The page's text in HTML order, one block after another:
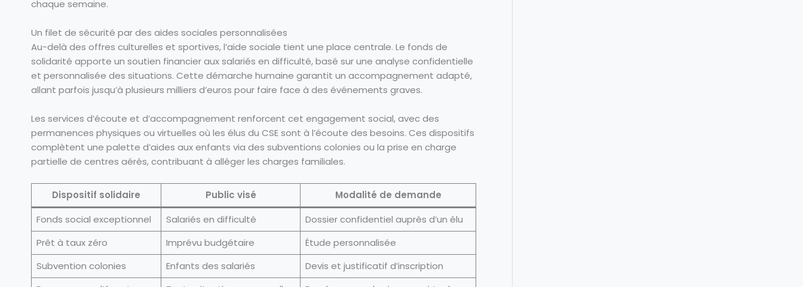
chaque semaine.
Un filet de sécurité par des aides sociales personnalisées
Au-delà des offres culturelles et sportives, l’aide sociale tient une place centrale. Le fonds de
solidarité apporte un soutien financier aux salariés en difficulté, basé sur une analyse confidentielle
et personnalisée des situations. Cette démarche humaine garantit un accompagnement adapté,
allant parfois jusqu’à plusieurs milliers d’euros pour faire face à des événements graves.
Les services d’écoute et d’accompagnement renforcent cet engagement social, avec des
permanences physiques ou virtuelles où les élus du CSE sont à l’écoute des besoins. Ces dispositifs
complètent une palette d’aides aux enfants via des subventions colonies ou la prise en charge
partielle de centres aérés, contribuant à alléger les charges familiales.
Dispositif solidaire Public visé
Modalité de demande
Fonds social exceptionnel
Salariés en difficulté
Dossier confidentiel auprès d’un élu
Prêt à taux zéro
Imprévu budgétaire
Étude personnalisée
Subvention colonies
Enfants des salariés
Devis et justificatif d’inscription